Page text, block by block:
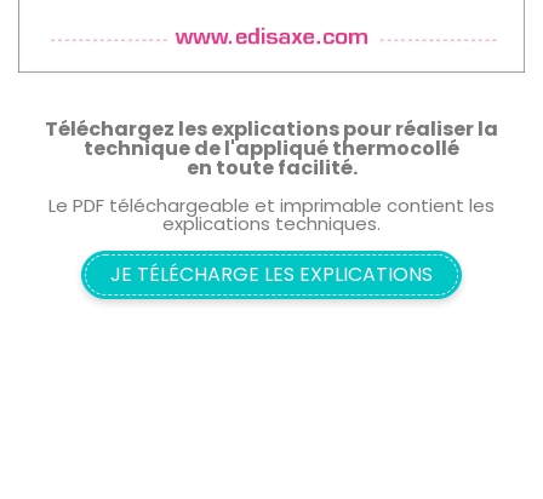
Téléchargez les explications pour réaliser la
technique de l'appliqué thermocollé
en toute facilité.
Le PDF téléchargeable et imprimable contient les
explications techniques.
JE TÉLÉCHARGE LES EXPLICATIONS